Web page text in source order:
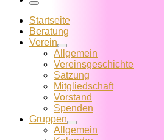
Menü
Startseite
Beratung
Verein
Allgemein
Vereins­geschichte
Satzung
Mitglied­schaft
Vorstand
Spenden
Gruppen
Allgemein